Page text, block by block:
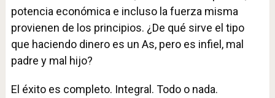
potencia económica e incluso la fuerza misma
provienen de los principios. ¿De qué sirve el tipo
que haciendo dinero es un As, pero es infiel, mal
padre y mal hijo?
El éxito es completo. Integral. Todo o nada.